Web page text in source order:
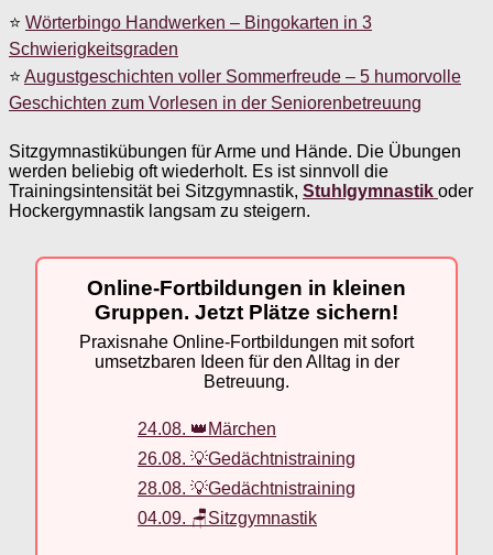
⭐ Wörterbingo Handwerken – Bingokarten in 3
Schwierigkeitsgraden
⭐ Augustgeschichten voller Sommerfreude – 5 humorvolle
Geschichten zum Vorlesen in der Seniorenbetreuung
Sitzgymnastikübungen für Arme und Hände. Die Übungen
werden beliebig oft wiederholt. Es ist sinnvoll die
Trainingsintensität bei Sitzgymnastik, Stuhlgymnastik oder
Hockergymnastik langsam zu steigern.
Online-Fortbildungen in kleinen
Gruppen. Jetzt Plätze sichern!
Praxisnahe Online-Fortbildungen mit sofort
umsetzbaren Ideen für den Alltag in der
Betreuung.
24.08. 👑Märchen
26.08. 💡Gedächtnistraining
28.08. 💡Gedächtnistraining
04.09. 🪑Sitzgymnastik